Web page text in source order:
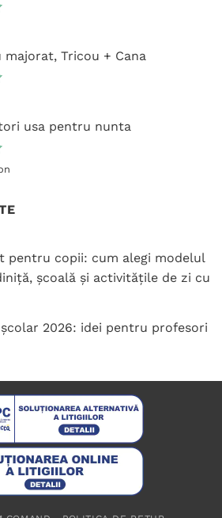
majorat, Tricou + Cana
usa pentru nunta
pentru copii: cum alegi modelul
școală și activitățile de zi cu
2026: idei pentru profesori